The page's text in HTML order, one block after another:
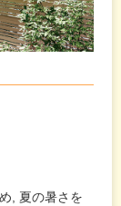
, 夏の暑さを